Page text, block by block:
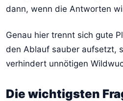
dann, wenn die Antworten
Genau hier trennt sich gute
den Ablauf sauber aufsetzt,
verhindert unnötigen
Die wichtigsten